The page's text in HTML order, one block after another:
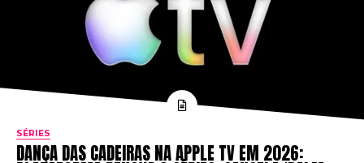
SÉRIES
DANÇA DAS CADEIRAS NA APPLE TV EM 2026: